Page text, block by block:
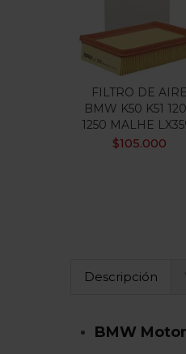
FILTRO DE AIRE
BMW K50 K51
1250 MALHE
$105.000
Descripción
BMW